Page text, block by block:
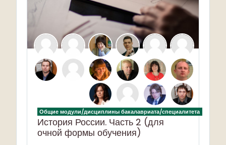
Общие модули/дисциплины бакалавриата/специалитета
История России. Часть 2 (для
очной формы обучения)